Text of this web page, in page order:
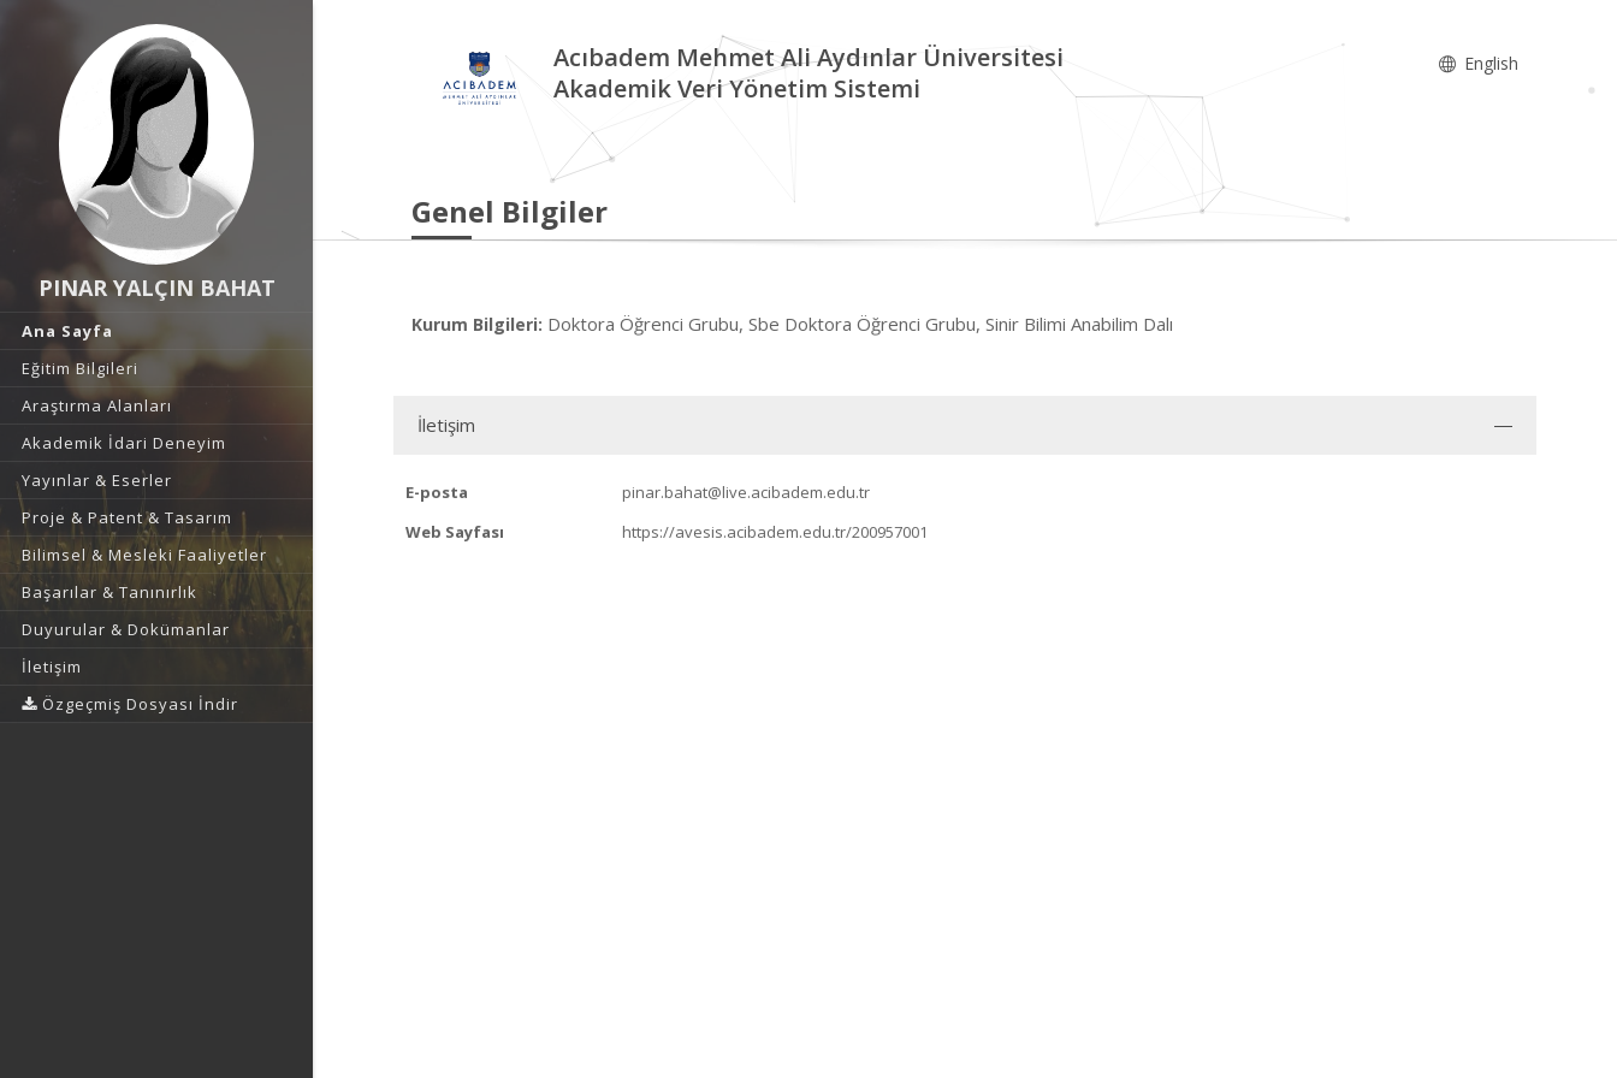
PINAR YALÇIN BAHAT
Ana Sayfa
Eğitim Bilgileri
Araştırma Alanları
Akademik İdari Deneyim
Yayınlar & Eserler
Proje & Patent & Tasarım
Bilimsel & Mesleki Faaliyetler
Başarılar & Tanınırlık
Duyurular & Dokümanlar
İletişim
Özgeçmiş Dosyası İndir
Acıbadem Mehmet Ali Aydınlar Üniversitesi
Akademik Veri Yönetim Sistemi
English
Genel Bilgiler
Kurum Bilgileri: Doktora Öğrenci Grubu, Sbe Doktora Öğrenci Grubu, Sinir Bilimi Anabilim Dalı
İletişim
E-posta
pinar.bahat@live.acibadem.edu.tr
Web Sayfası
https://avesis.acibadem.edu.tr/200957001